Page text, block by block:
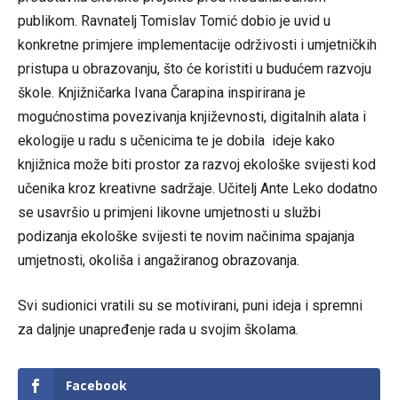
publikom. Ravnatelj Tomislav Tomić dobio je uvid u
konkretne primjere implementacije održivosti i umjetničkih
pristupa u obrazovanju, što će koristiti u budućem razvoju
škole. Knjižničarka Ivana Čarapina inspirirana je
mogućnostima povezivanja književnosti, digitalnih alata i
ekologije u radu s učenicima te je dobila ideje kako
knjižnica može biti prostor za razvoj ekološke svijesti kod
učenika kroz kreativne sadržaje. Učitelj Ante Leko dodatno
se usavršio u primjeni likovne umjetnosti u službi
podizanja ekološke svijesti te novim načinima spajanja
umjetnosti, okoliša i angažiranog obrazovanja.
Svi sudionici vratili su se motivirani, puni ideja i spremni
za daljnje unapređenje rada u svojim školama.
Facebook